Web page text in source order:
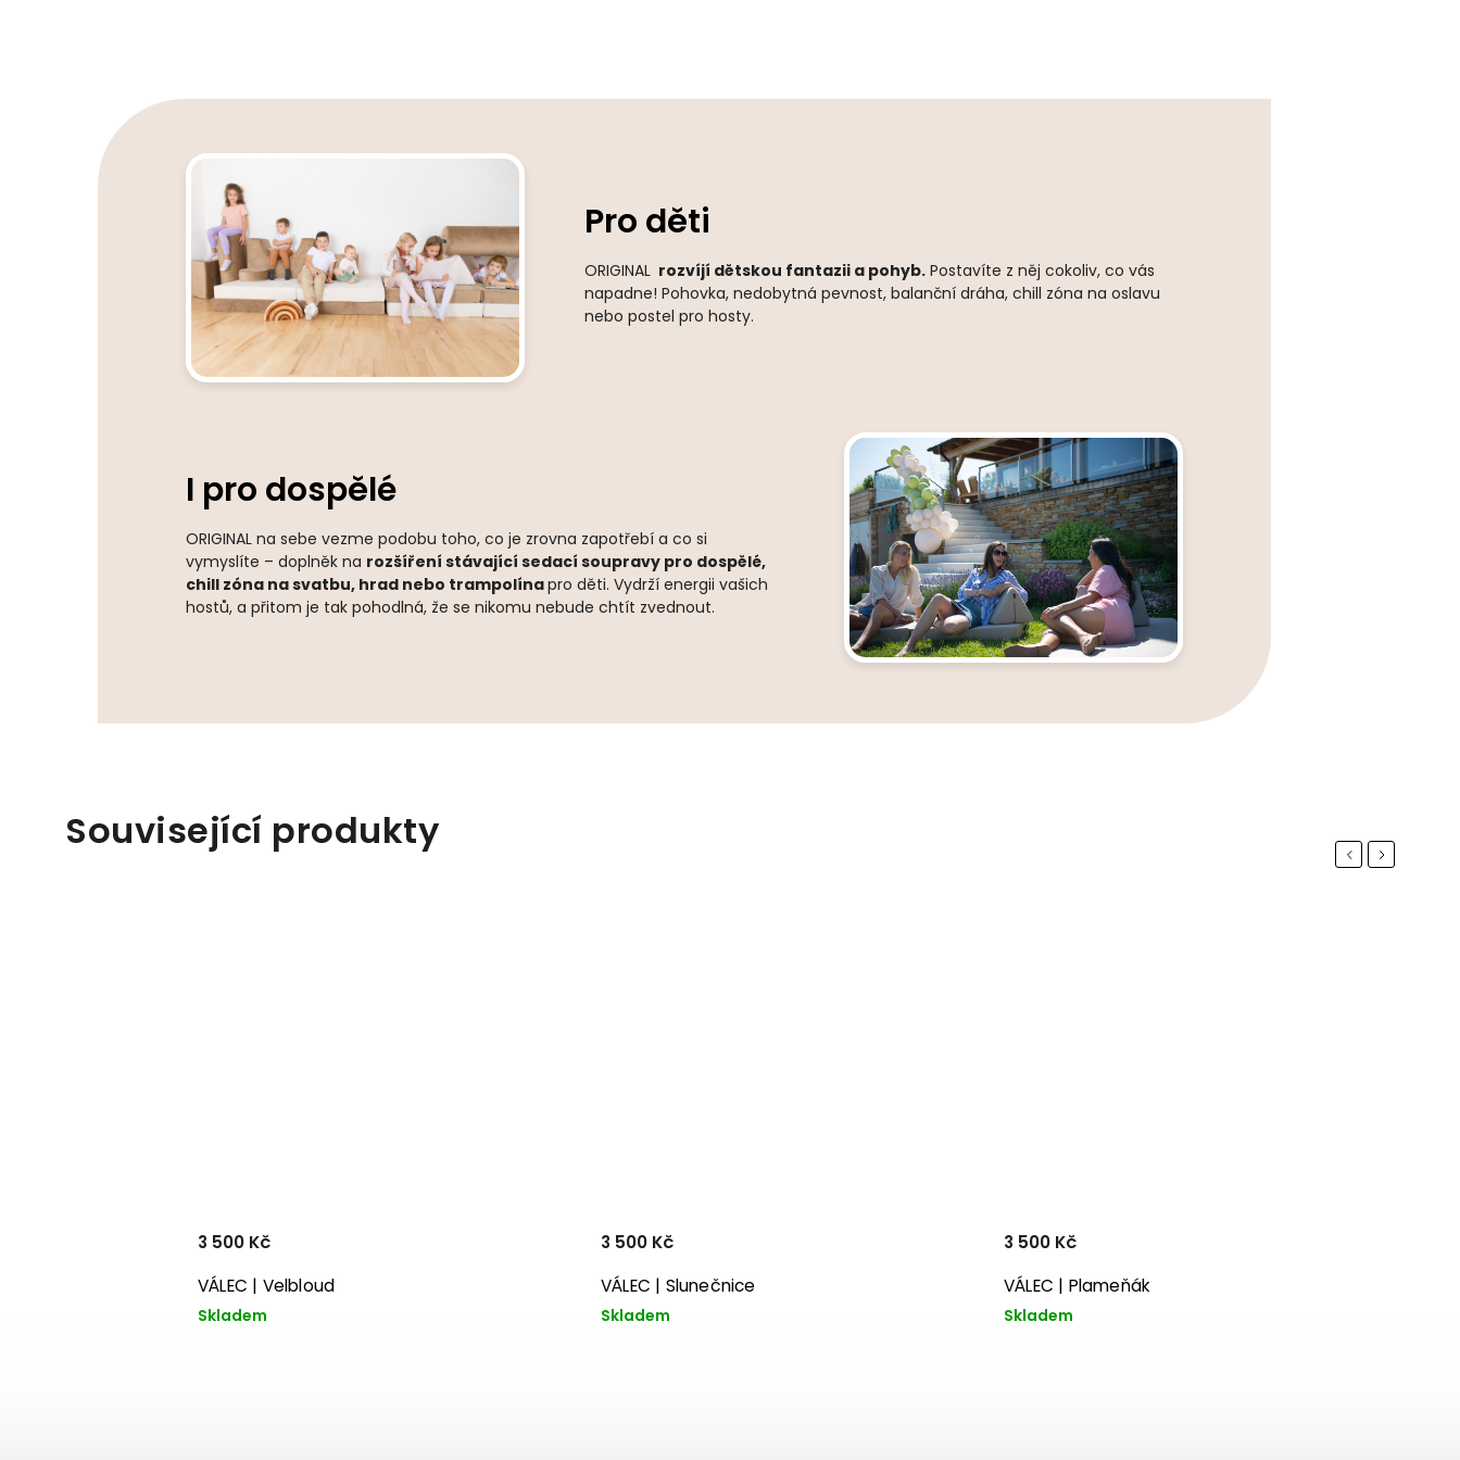
Pro děti
ORIGINAL rozvíjí dětskou fantazii a pohyb. Postavíte z něj cokoliv, co vás
napadne! Pohovka, nedobytná pevnost, balanční dráha, chill zóna na oslavu
nebo postel pro hosty.
I pro dospělé
ORIGINAL na sebe vezme podobu toho, co je zrovna zapotřebí a co si
vymyslíte – doplněk na rozšíření stávající sedací soupravy pro dospělé,
chill zóna na svatbu, hrad nebo trampolínapro děti. Vydrží energii vašich
hostů, a přitom je tak pohodlná, že se nikomu nebude chtít zvednout.
Související produkty Previous
VÁLEC | Velbloud
Skladem
3 500 Kč
VÁLEC | Slunečnice
Skladem
3 500 Kč
VÁLEC | Plameňák
Skladem
3 500 Kč
Next